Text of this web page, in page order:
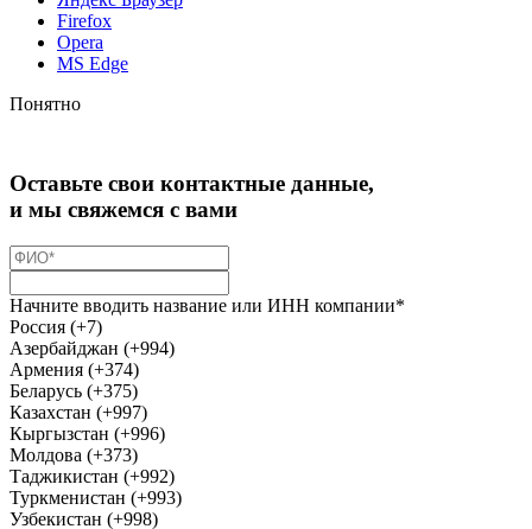
Firefox
Opera
MS Edge
Понятно
Оставьте свои контактные данные,
и мы свяжемся с вами
Начните вводить название или ИНН компании*
Россия (+7)
Азербайджан (+994)
Армения (+374)
Беларусь (+375)
Казахстан (+997)
Кыргызстан (+996)
Молдова (+373)
Таджикистан (+992)
Туркменистан (+993)
Узбекистан (+998)